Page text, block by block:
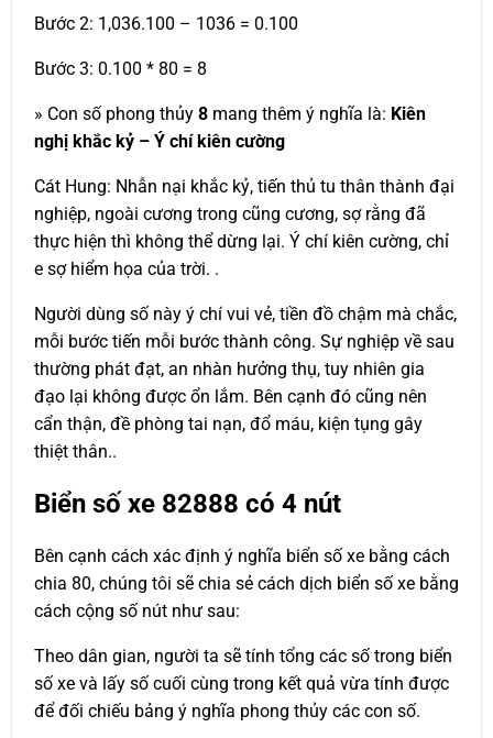
Bước 2: 1,036.100 – 1036 = 0.100
Bước 3: 0.100 * 80 = 8
» Con số phong thủy 8 mang thêm ý nghĩa là: Kiên
nghị khắc kỷ – Ý chí kiên cường
Cát Hung: Nhẫn nại khắc kỷ, tiến thủ tu thân thành đại
nghiệp, ngoài cương trong cũng cương, sợ rằng đã
thực hiện thì không thể dừng lại. Ý chí kiên cường, chỉ
e sợ hiểm họa của trời. .
Người dùng số này ý chí vui vẻ, tiền đồ chậm mà chắc,
mỗi bước tiến mỗi bước thành công. Sự nghiệp về sau
thường phát đạt, an nhàn hưởng thụ, tuy nhiên gia
đạo lại không được ổn lắm. Bên cạnh đó cũng nên
cẩn thận, đề phòng tai nạn, đổ máu, kiện tụng gây
thiệt thân..
Biển số xe 82888 có 4 nút
Bên cạnh cách xác định ý nghĩa biển số xe bằng cách
chia 80, chúng tôi sẽ chia sẻ cách dịch biển số xe bằng
cách cộng số nút như sau:
Theo dân gian, người ta sẽ tính tổng các số trong biển
số xe và lấy số cuối cùng trong kết quả vừa tính được
để đối chiếu bảng ý nghĩa phong thủy các con số.